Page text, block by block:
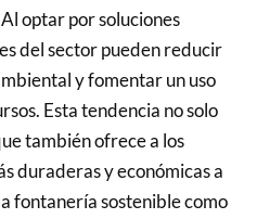
optar por soluciones
del sector pueden reducir
y fomentar un uso
Esta tendencia no solo
también ofrece a los
duraderas y económicas a
fontanería sostenible como